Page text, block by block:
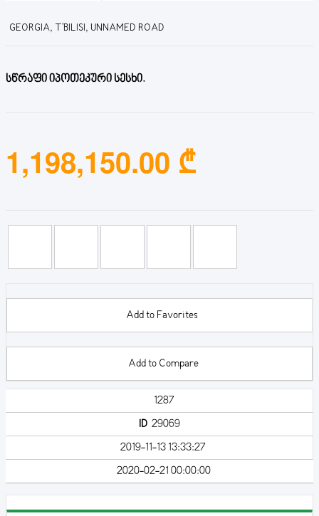
GEORGIA, T'BILISI, UNNAMED ROAD
სწრაფი იპოთეკური სესხი.
1,198,150.00 ₾
Add to Favorites
Add to Compare
1287
ID29069
2019-11-13 13:33:27
2020-02-21 00:00:00